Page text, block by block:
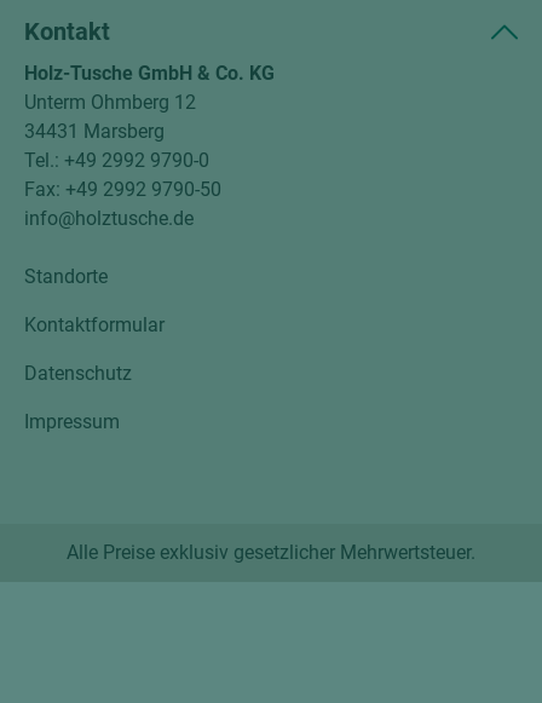
Kontakt
Holz-Tusche GmbH & Co. KG
Unterm Ohmberg 12
34431 Marsberg
Tel.: +49 2992 9790-0
Fax: +49 2992 9790-50
info@holztusche.de
Standorte
Kontaktformular
Datenschutz
Impressum
Alle Preise exklusiv gesetzlicher Mehrwertsteuer.